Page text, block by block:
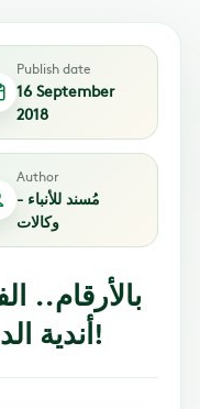
Publish date
16 September
2018
Author
مُسند للأنباء -
وكالات
بالأرقام..
أندية الدوري المصري مجتمعة!